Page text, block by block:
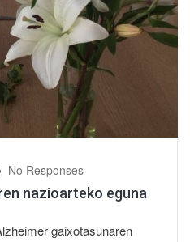
No Responses
nazioarteko eguna
gaixotasunaren